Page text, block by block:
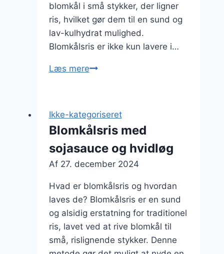
blomkål i små stykker, der ligner
ris, hvilket gør dem til en sund og
lav-kulhydrat mulighed.
Blomkålsris er ikke kun lavere i…
Læs mereBlomkålsris
parmesan
Ikke-kategoriseret
Blomkålsris med
sojasauce og hvidløg
Af 27. december 2024
Hvad er blomkålsris og hvordan
laves de? Blomkålsris er en sund
og alsidig erstatning for traditionel
ris, lavet ved at rive blomkål til
små, rislignende stykker. Denne